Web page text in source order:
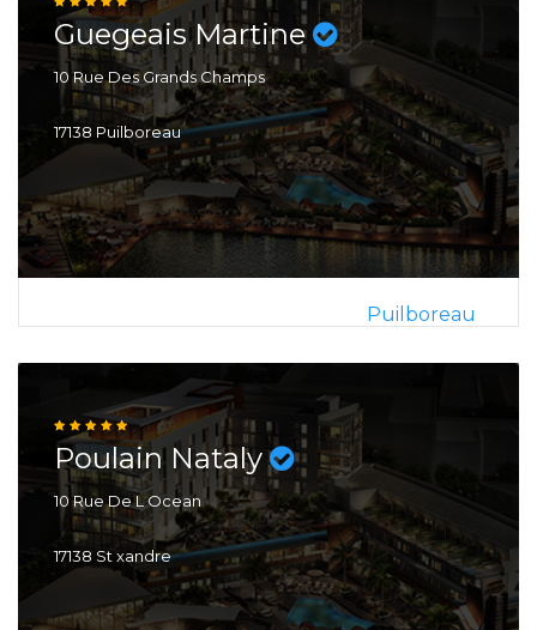
Guegeais Martine
10 Rue Des Grands Champs
17138 Puilboreau
Puilboreau
Poulain Nataly
10 Rue De L Ocean
17138 St xandre